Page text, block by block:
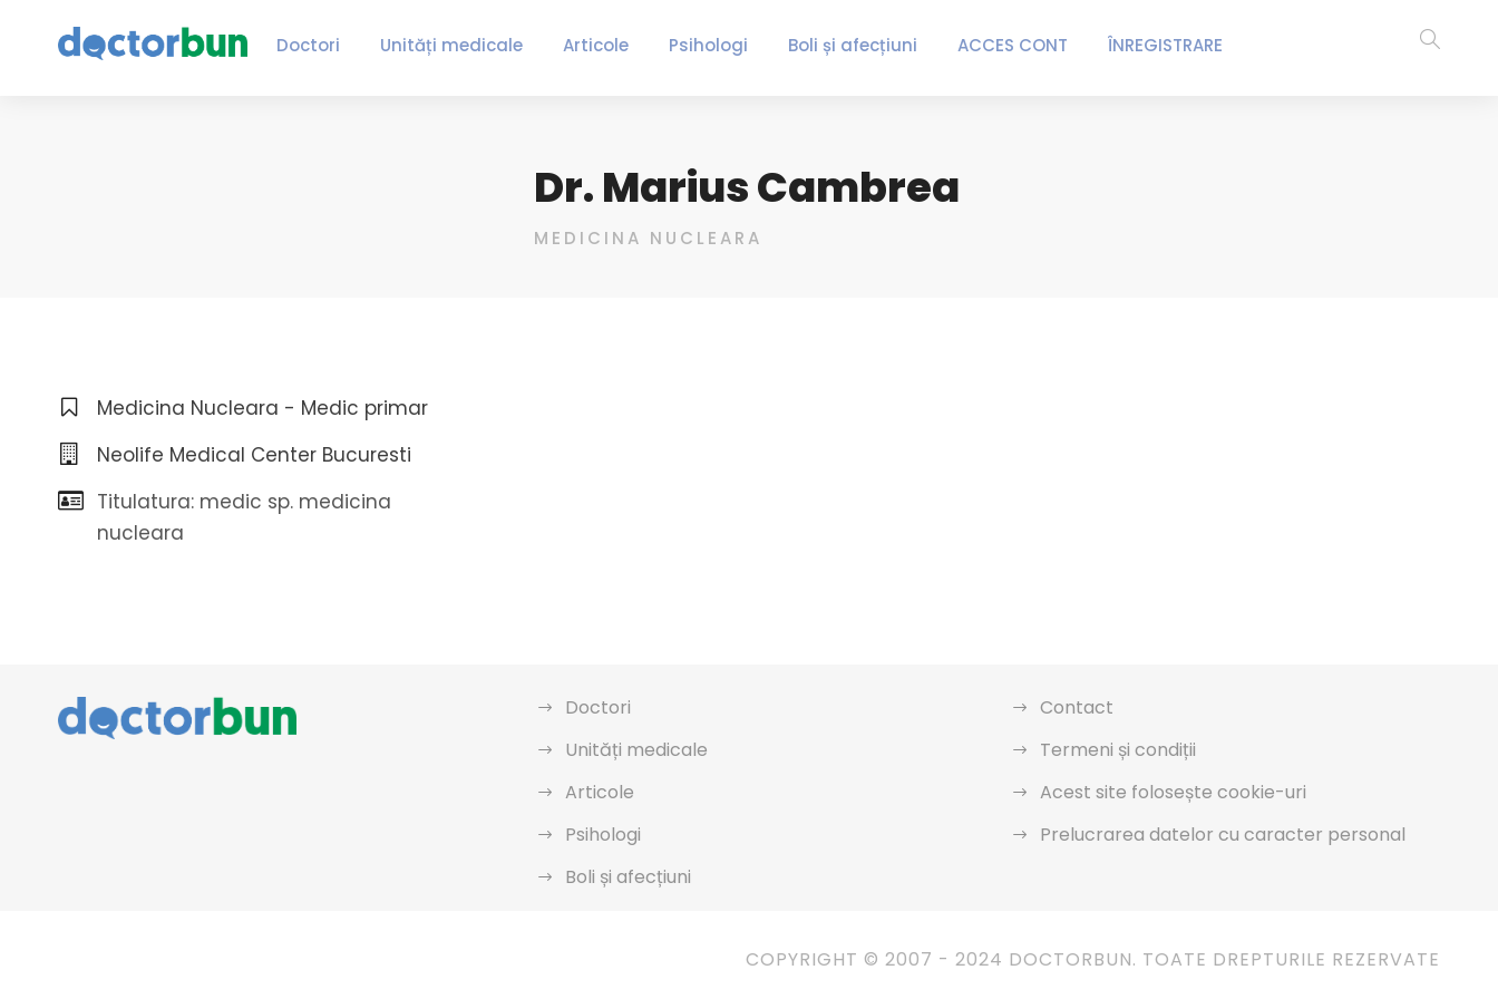
Doctori Unități medicale Articole Psihologi Boli și afecțiuni ACCES CONT ÎNREGISTRARE
Dr. Marius Cambrea
MEDICINA NUCLEARA
Medicina Nucleara - Medic primar
Neolife Medical Center Bucuresti
Titulatura: medic sp. medicina
nucleara
Doctori
Unități medicale
Articole
Psihologi
Boli și afecțiuni
Contact
Termeni și condiții
Acest site folosește cookie-uri
Prelucrarea datelor cu caracter personal
COPYRIGHT © 2007 - 2024 DOCTORBUN. TOATE DREPTURILE REZERVATE